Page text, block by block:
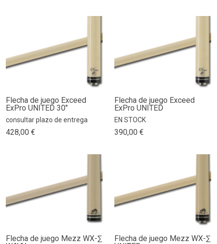
Flecha de juego Exceed
ExPro UNITED 30"
consultar plazo de entrega
428,00 €
Flecha de juego Exceed
ExPro UNITED
EN STOCK
390,00 €
Flecha de juego Mezz WX-∑
Flecha de juego Mezz WX-∑